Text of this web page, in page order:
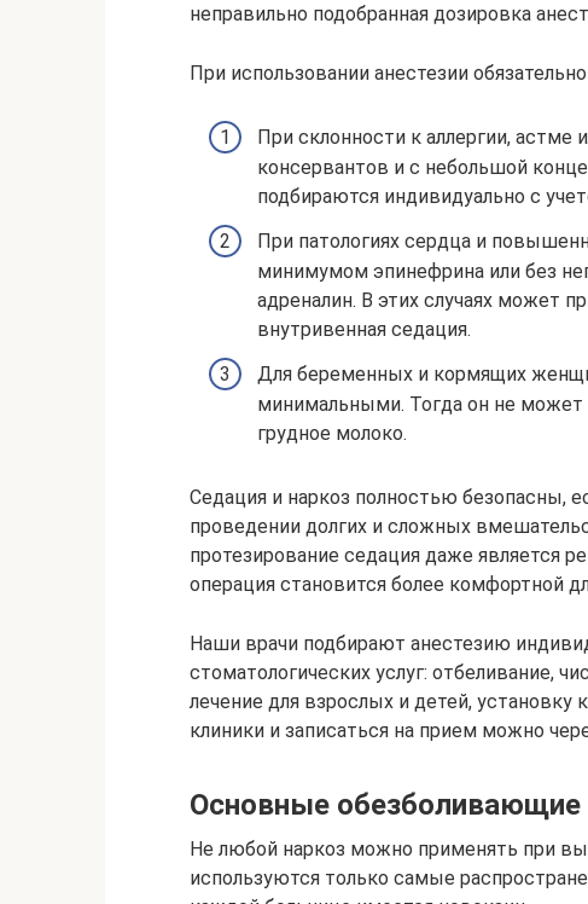
неправильно подобранная дозировка
При использовании анестезии
При склонности к аллергии, астме
консервантов и с небольшой
подбираются индивидуально с
При патологиях сердца и
минимумом эпинефрина или без
адреналин. В этих случаях может
внутривенная седация.
Для беременных и кормящих
минимальными. Тогда он не может
грудное молоко.
Седация и наркоз полностью безопасны,
проведении долгих и сложных
протезирование седация даже является
операция становится более комфортной
Наши врачи подбирают анестезию
стоматологических услуг: отбеливание,
лечение для взрослых и детей,
клиники и записаться на прием можно
Основные обезболивающие
Не любой наркоз можно применять при
используются только самые